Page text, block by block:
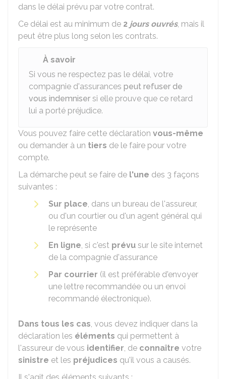
dans le délai prévu par votre contrat.
Ce délai est au minimum de 2 jours ouvrés, mais il
peut être plus long selon les contrats.
À savoir
Si vous ne respectez pas le délai, votre
compagnie d'assurances peut refuser de
vous indemniser si elle prouve que ce retard
lui a porté préjudice.
Vous pouvez faire cette déclaration vous-même
ou demander à un tiers de le faire pour votre
compte.
La démarche peut se faire de l'une des 3 façons
suivantes :
Sur place, dans un bureau de l'assureur,
ou d'un courtier ou d'un agent général qui
le représente
En ligne, si c'est prévu sur le site internet
de la compagnie d'assurance
Par courrier (il est préférable d'envoyer
une lettre recommandée ou un envoi
recommandé électronique).
Dans tous les cas, vous devez indiquer dans la
déclaration les éléments qui permettent à
l'assureur de vous identifier, de connaître votre
sinistre et les préjudices qu'il vous a causés.